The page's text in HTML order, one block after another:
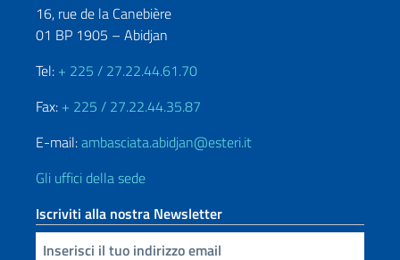
16, rue de la Canebière
01 BP 1905 – Abidjan
Tel: + 225 / 27.22.44.61.70
Fax: + 225 / 27.22.44.35.87
E-mail:ambasciata.abidjan@esteri.it
Gli uffici della sede
Iscriviti alla nostra Newsletter
Inserisci la tua email